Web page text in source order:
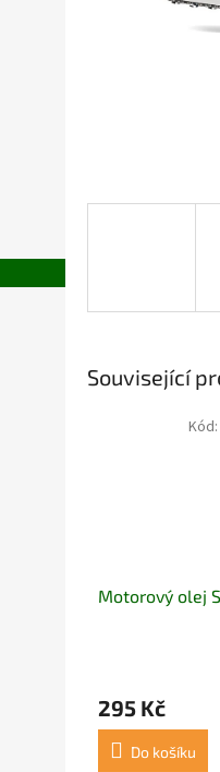
Související
Motorový olej
295 Kč
Do košíku
Kód: